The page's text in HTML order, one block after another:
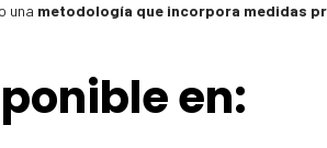
una metodología que incorpora medidas
en: